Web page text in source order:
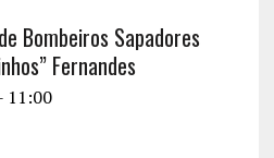
Bombeiros Sapadores
Fernandes
11:00